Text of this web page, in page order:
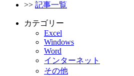
>> 記事一覧
カテゴリー
Excel
Windows
Word
インターネット
その他